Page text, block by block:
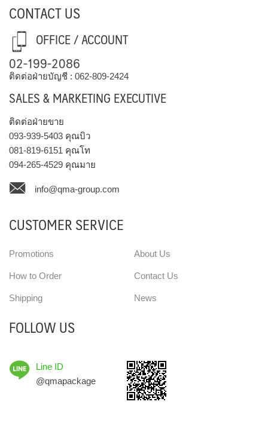
CONTACT US
OFFICE / ACCOUNT
02-199-2086
ติดต่อฝ่ายบัญชี : 062-809-2424
SALES & MARKETING EXECUTIVE
ติดต่อฝ่ายขาย
093-939-5403 คุณบิว
081-819-6151 คุณโท
094-265-4529 คุณมาย
info@qma-group.com
CUSTOMER SERVICE
Promotions
How to Order
Shipping
About Us
Contact Us
News
FOLLOW US
Line ID
@qmapackage